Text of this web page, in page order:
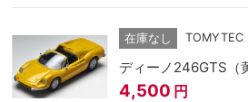
在庫なし TOMYTEC
ディーノ246GTS（
4,500 円